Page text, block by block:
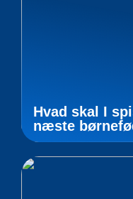
Hvad skal I
næste